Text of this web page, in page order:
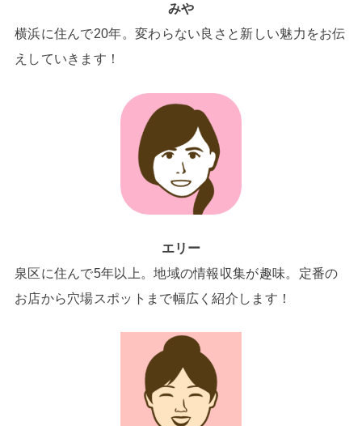
みや
横浜に住んで20年。変わらない良さと新しい魅力をお伝
えしていきます！
エリー
泉区に住んで5年以上。地域の情報収集が趣味。定番の
お店から穴場スポットまで幅広く紹介します！